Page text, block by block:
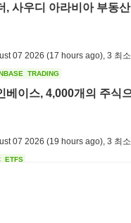
에 직면했나요?
하는 극심한 변동성을 포함
인 보안 사건과 러그풀의 위
니다. 프로젝트 운영과 관련
심 지표 및 시장 인사
구매할 수 있나요?
암호화폐 거래소
, 사우디 아라비아 부동
07 2026 (17 hours ago) 3 최
TRADING
베이스, 4,000개의 주식
07 2026 (19 hours ago) 3 최
ETFS